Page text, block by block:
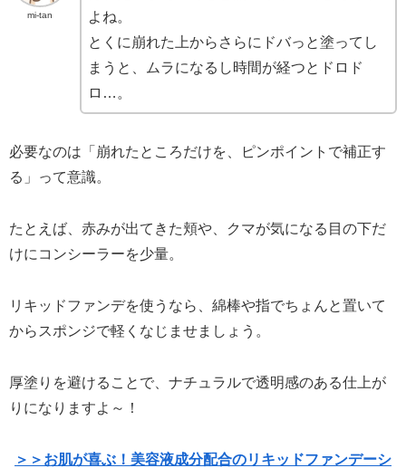
mi-tan
よね。
とくに崩れた上からさらにドバっと塗ってし
まうと、ムラになるし時間が経つとドロド
ロ…。
必要なのは「崩れたところだけを、ピンポイントで補正す
る」って意識。
たとえば、赤みが出てきた頬や、クマが気になる目の下だ
けにコンシーラーを少量。
リキッドファンデを使うなら、綿棒や指でちょんと置いて
からスポンジで軽くなじませましょう。
厚塗りを避けることで、ナチュラルで透明感のある仕上が
りになりますよ～！
＞＞お肌が喜ぶ！美容液成分配合のリキッドファンデーシ